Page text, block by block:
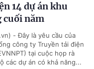
14 dự án khu
cuối năm
- Đây là yêu cầu của
công ty Truyền tải điện
tại cuộc họp rà
các dự án có khả năng...